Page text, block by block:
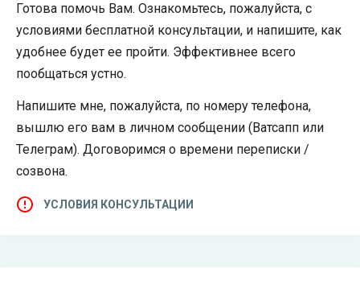
Готова помочь Вам. Ознакомьтесь, пожалуйста, с
условиями бесплатной консультации, и напишите, как
удобнее будет ее пройти. Эффективнее всего
пообщаться устно.
Напишите мне, пожалуйста, по номеру телефона,
вышлю его вам в личном сообщении (Ватсапп или
Телеграм). Договоримся о времени переписки /
созвона.
УСЛОВИЯ КОНСУЛЬТАЦИИ